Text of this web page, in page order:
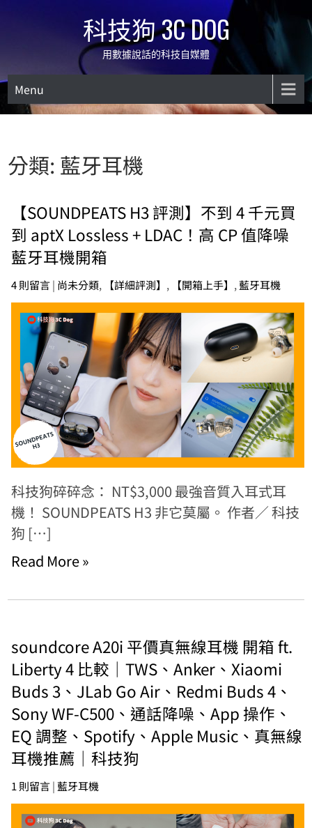
科技狗 3C DOG
用數據說話的科技自媒體
Menu
分類: 藍牙耳機
【SOUNDPEATS H3 評測】不到 4 千元買
到 aptX Lossless + LDAC！高 CP 值降噪
藍牙耳機開箱
4 則留言| 尚未分類, 【詳細評測】 , 【開箱上手】 ,藍牙耳機
科技狗碎碎念： NT$3,000 最強音質入耳式耳
機！ SOUNDPEATS H3 非它莫屬。 作者／ 科技
狗 […]
Read More »
soundcore A20i 平價真無線耳機 開箱 ft.
Liberty 4 比較｜TWS、Anker、Xiaomi
Buds 3、JLab Go Air、Redmi Buds 4、
Sony WF-C500、通話降噪、App 操作、
EQ 調整、Spotify、Apple Music、真無線
耳機推薦｜科技狗
1 則留言|藍牙耳機